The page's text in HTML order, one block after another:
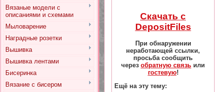
Вязаные модели с
описаниями и схемами
Мыловарение
Наградные розетки
Вышивка
Вышивка лентами
Бисеринка
Вязание с бисером
Скачать с
DepositFiles
При обнаружении
неработающей ссылки,
просьба сообщить
через обратную связь или
гостевую!
Ещё на эту тему: